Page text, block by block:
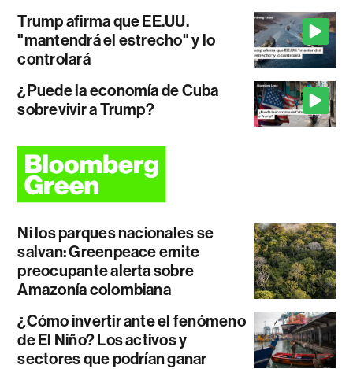
Trump afirma que EE.UU.
"mantendrá el estrecho" y lo
controlará
¿Puede la economía de Cuba
sobrevivir a Trump?
Ni los parques nacionales se
salvan: Greenpeace emite
preocupante alerta sobre
Amazonía colombiana
¿Cómo invertir ante el fenómeno
de El Niño? Los activos y
sectores que podrían ganar